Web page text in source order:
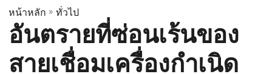
หน้าหลัก » ทั่วไป
อันตรายที่ซ่อนเร้นของ
สายเชื่อมเครื่องกำเนิด